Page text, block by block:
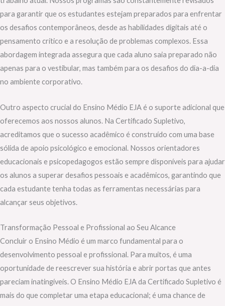
para garantir que os estudantes estejam preparados para enfrentar
os desafios contemporâneos, desde as habilidades digitais até o
pensamento crítico e a resolução de problemas complexos. Essa
abordagem integrada assegura que cada aluno saia preparado não
apenas para o vestibular, mas também para os desafios do dia-a-dia
no ambiente corporativo.
Outro aspecto crucial do Ensino Médio EJA é o suporte adicional que
oferecemos aos nossos alunos. Na Certificado Supletivo,
acreditamos que o sucesso acadêmico é construído com uma base
sólida de apoio psicológico e emocional. Nossos orientadores
educacionais e psicopedagogos estão sempre disponíveis para ajudar
os alunos a superar desafios pessoais e acadêmicos, garantindo que
cada estudante tenha todas as ferramentas necessárias para
alcançar seus objetivos.
Transformação Pessoal e Profissional ao Seu Alcance
Concluir o Ensino Médio é um marco fundamental para o
desenvolvimento pessoal e profissional. Para muitos, é uma
oportunidade de reescrever sua história e abrir portas que antes
pareciam inatingíveis. O Ensino Médio EJA da Certificado Supletivo é
mais do que completar uma etapa educacional; é uma chance de